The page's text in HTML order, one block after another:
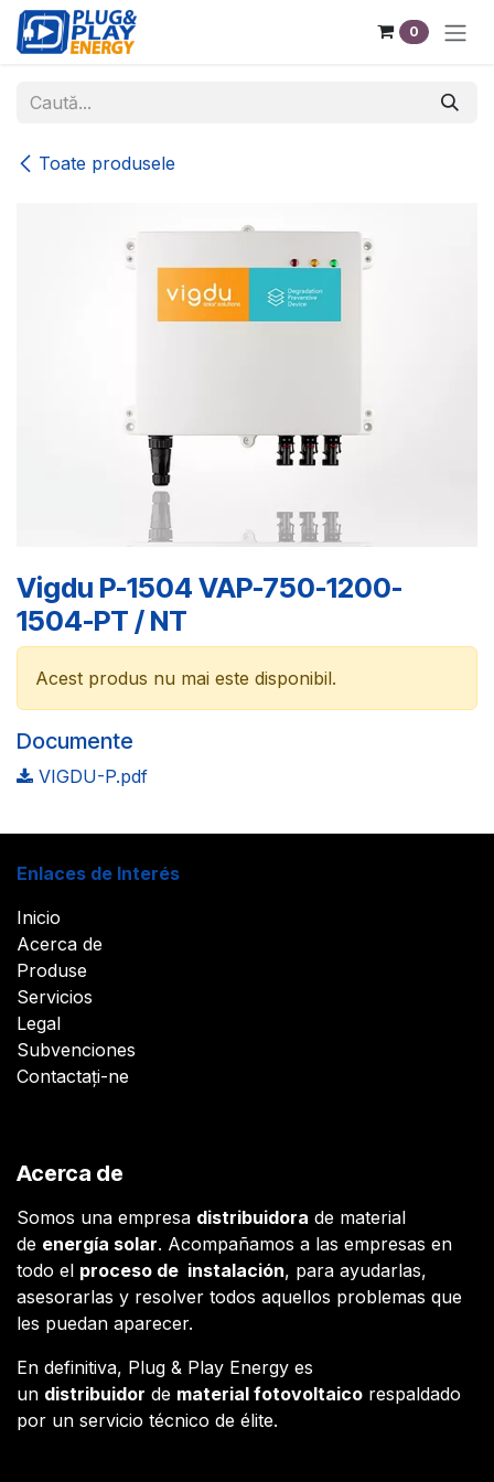
Sari la conținut
0
Toate produsele
Vigdu P-1504 VAP-750-1200-
1504-PT / NT
Acest produs nu mai este disponibil.
Documente
VIGDU-P.pdf
Enlaces de Interés
Inicio
Acerca de
Produse
Servicios
Legal
Subvenciones
Contactați-ne
Acerca de
Somos una empresa distribuidora de material
de energía solar. Acompañamos a las empresas en
todo el proceso de instalación, para ayudarlas,
asesorarlas y resolver todos aquellos problemas que
les puedan aparecer.
En definitiva, Plug & Play Energy es
un distribuidor de material fotovoltaico respaldado
por un servicio técnico de élite.